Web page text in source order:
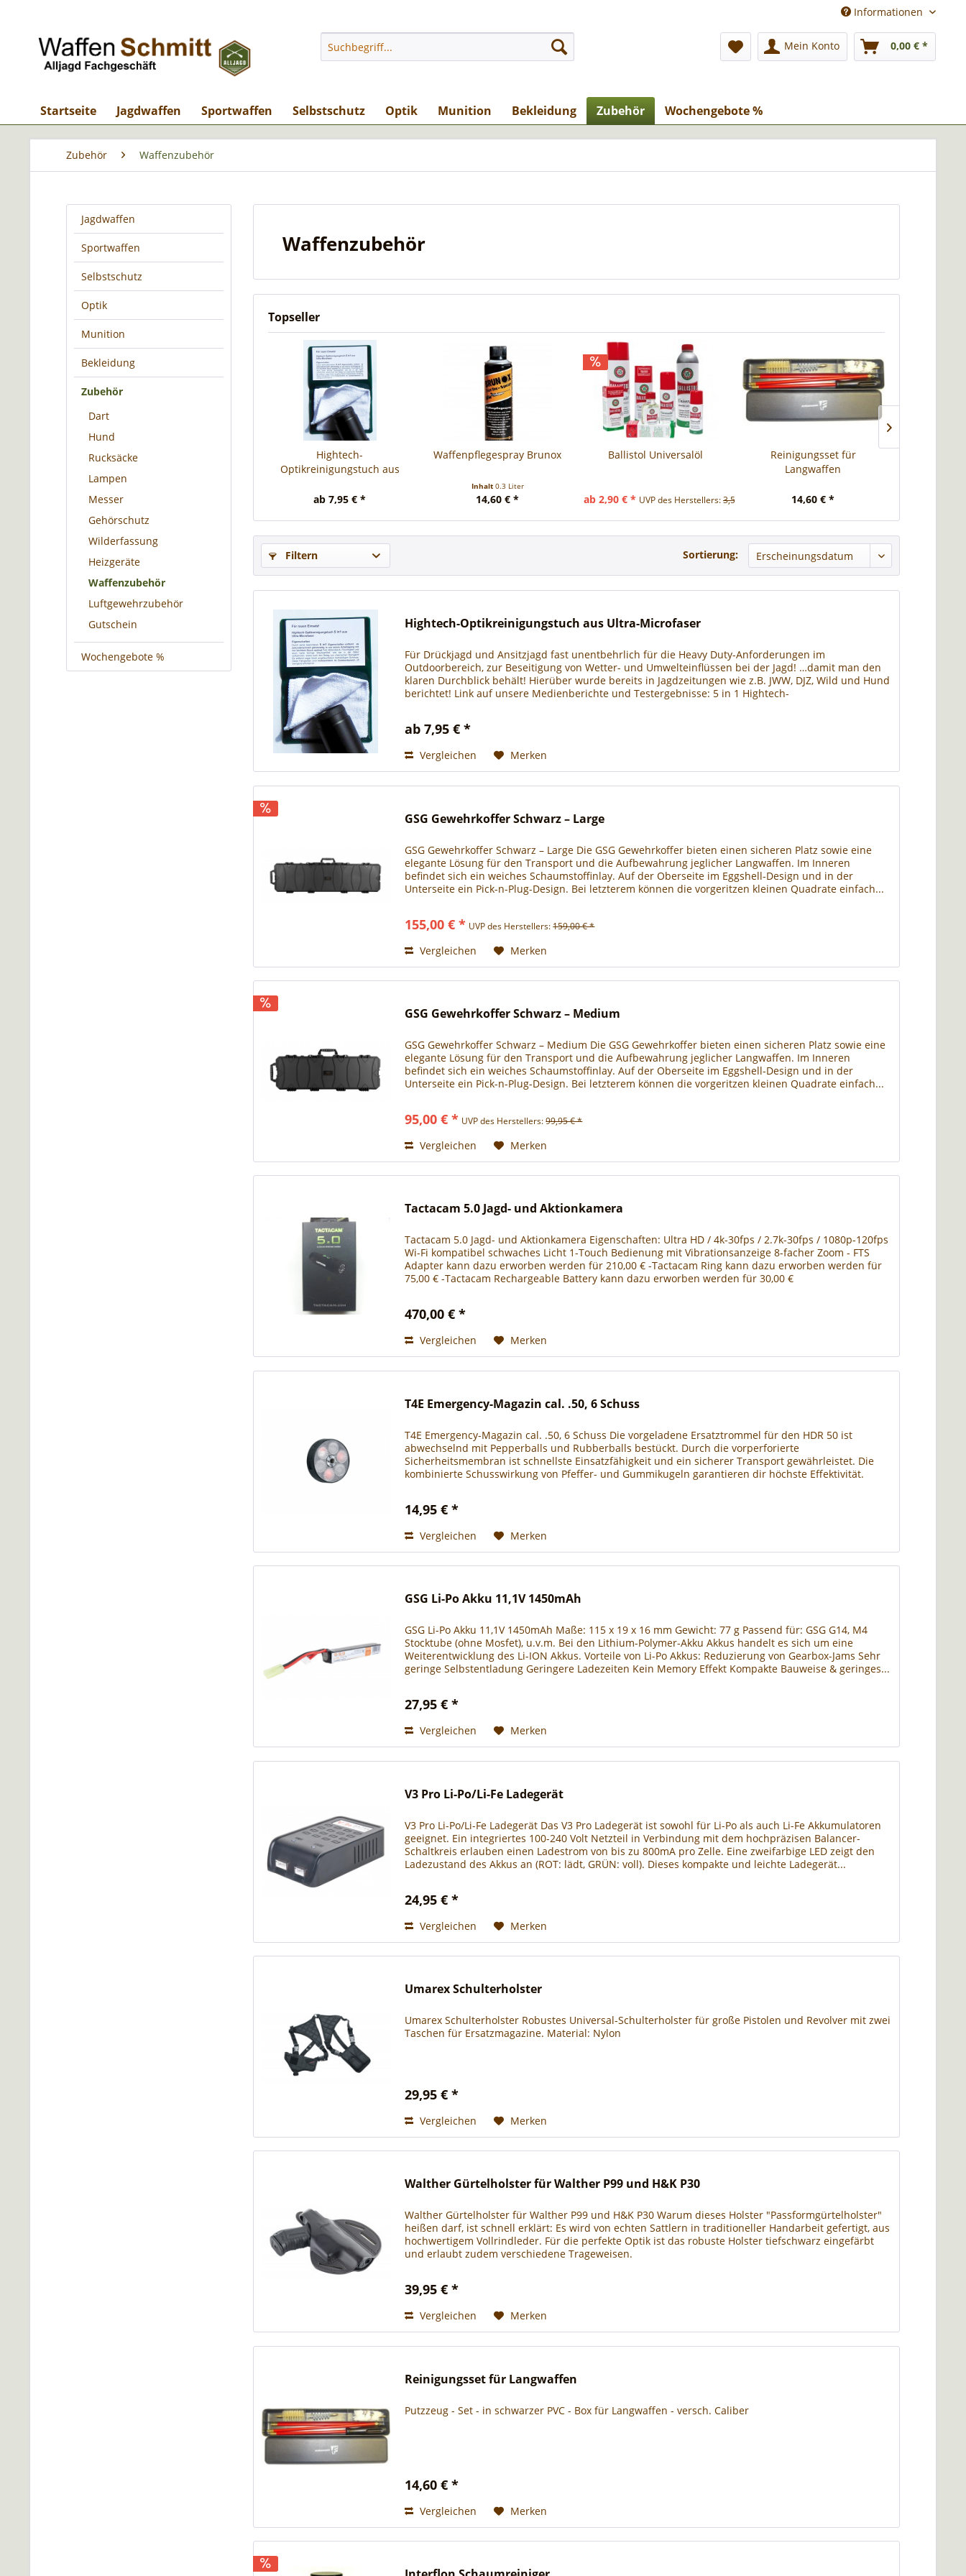
Informationen
Mein Konto 0,00 € *
Startseite Jagdwaffen Sportwaffen Selbstschutz Optik Munition Bekleidung Zubehör Wochengebote %
Zubehör Waffenzubehör
Jagdwaffen
Sportwaffen
Selbstschutz
Optik
Munition
Bekleidung
Zubehör
Dart
Hund
Rucksäcke
Lampen
Messer
Gehörschutz
Wilderfassung
Heizgeräte
Waffenzubehör
Luftgewehrzubehör
Gutschein
Wochengebote %
Waffenzubehör
Topseller
Hightech-
Optikreinigungstuch aus
ab 7,95 € *
Waffenpflegespray Brunox
Inhalt 0.3 Liter
14,60 € *
Ballistol Universalöl
ab 2,90 € * UVP des Herstellers:3,51 € *
Reinigungsset für
Langwaffen
14,60 € *
Filtern Sortierung:
Hightech-Optikreinigungstuch aus Ultra-Microfaser
Für Drückjagd und Ansitzjagd fast unentbehrlich für die Heavy Duty-Anforderungen im
Outdoorbereich, zur Beseitigung von Wetter- und Umwelteinflüssen bei der Jagd! …damit man den
klaren Durchblick behält! Hierüber wurde bereits in Jagdzeitungen wie z.B. JWW, DJZ, Wild und Hund
berichtet! Link auf unsere Medienberichte und Testergebnisse: 5 in 1 Hightech-
ab 7,95 € *
Vergleichen Merken
GSG Gewehrkoffer Schwarz – Large
GSG Gewehrkoffer Schwarz – Large Die GSG Gewehrkoffer bieten einen sicheren Platz sowie eine
elegante Lösung für den Transport und die Aufbewahrung jeglicher Langwaffen. Im Inneren
befindet sich ein weiches Schaumstoffinlay. Auf der Oberseite im Eggshell-Design und in der
Unterseite ein Pick-n-Plug-Design. Bei letzterem können die vorgeritzen kleinen Quadrate einfach...
155,00 € * UVP des Herstellers:159,00 € *
Vergleichen Merken
GSG Gewehrkoffer Schwarz – Medium
GSG Gewehrkoffer Schwarz – Medium Die GSG Gewehrkoffer bieten einen sicheren Platz sowie eine
elegante Lösung für den Transport und die Aufbewahrung jeglicher Langwaffen. Im Inneren
befindet sich ein weiches Schaumstoffinlay. Auf der Oberseite im Eggshell-Design und in der
Unterseite ein Pick-n-Plug-Design. Bei letzterem können die vorgeritzen kleinen Quadrate einfach...
95,00 € * UVP des Herstellers:99,95 € *
Vergleichen Merken
Tactacam 5.0 Jagd- und Aktionkamera
Tactacam 5.0 Jagd- und Aktionkamera Eigenschaften: Ultra HD / 4k-30fps / 2.7k-30fps / 1080p-120fps
Wi-Fi kompatibel schwaches Licht 1-Touch Bedienung mit Vibrationsanzeige 8-facher Zoom - FTS
Adapter kann dazu erworben werden für 210,00 € -Tactacam Ring kann dazu erworben werden für
75,00 € -Tactacam Rechargeable Battery kann dazu erworben werden für 30,00 €
470,00 € *
Vergleichen Merken
T4E Emergency-Magazin cal. .50, 6 Schuss
T4E Emergency-Magazin cal. .50, 6 Schuss Die vorgeladene Ersatztrommel für den HDR 50 ist
abwechselnd mit Pepperballs und Rubberballs bestückt. Durch die vorperforierte
Sicherheitsmembran ist schnellste Einsatzfähigkeit und ein sicherer Transport gewährleistet. Die
kombinierte Schusswirkung von Pfeffer- und Gummikugeln garantieren dir höchste Effektivität.
14,95 € *
Vergleichen Merken
GSG Li-Po Akku 11,1V 1450mAh
GSG Li-Po Akku 11,1V 1450mAh Maße: 115 x 19 x 16 mm Gewicht: 77 g Passend für: GSG G14, M4
Stocktube (ohne Mosfet), u.v.m. Bei den Lithium-Polymer-Akku Akkus handelt es sich um eine
Weiterentwicklung des Li-ION Akkus. Vorteile von Li-Po Akkus: Reduzierung von Gearbox-Jams Sehr
geringe Selbstentladung Geringere Ladezeiten Kein Memory Effekt Kompakte Bauweise & geringes...
27,95 € *
Vergleichen Merken
V3 Pro Li-Po/Li-Fe Ladegerät
V3 Pro Li-Po/Li-Fe Ladegerät Das V3 Pro Ladegerät ist sowohl für Li-Po als auch Li-Fe Akkumulatoren
geeignet. Ein integriertes 100-240 Volt Netzteil in Verbindung mit dem hochpräzisen Balancer-
Schaltkreis erlauben einen Ladestrom von bis zu 800mA pro Zelle. Eine zweifarbige LED zeigt den
Ladezustand des Akkus an (ROT: lädt, GRÜN: voll). Dieses kompakte und leichte Ladegerät...
24,95 € *
Vergleichen Merken
Umarex Schulterholster
Umarex Schulterholster Robustes Universal-Schulterholster für große Pistolen und Revolver mit zwei
Taschen für Ersatzmagazine. Material: Nylon
29,95 € *
Vergleichen Merken
Walther Gürtelholster für Walther P99 und H&K P30
Walther Gürtelholster für Walther P99 und H&K P30 Warum dieses Holster "Passformgürtelholster"
heißen darf, ist schnell erklärt: Es wird von echten Sattlern in traditioneller Handarbeit gefertigt, aus
hochwertigem Vollrindleder. Für die perfekte Optik ist das robuste Holster tiefschwarz eingefärbt
und erlaubt zudem verschiedene Trageweisen.
39,95 € *
Vergleichen Merken
Reinigungsset für Langwaffen
Putzzeug - Set - in schwarzer PVC - Box für Langwaffen - versch. Caliber
14,60 € *
Vergleichen Merken